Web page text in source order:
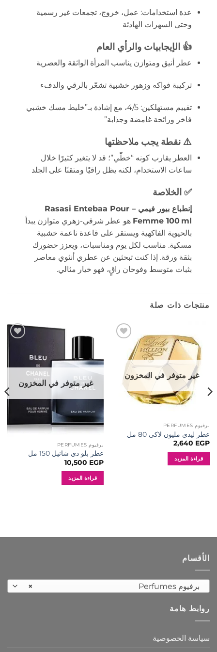
عدة استخدامات: عمل، خروج، تجمعات غير رسمية
وحتى السهرات الهادئة
👍 الإيجابيات والرأي العام
عطر أنيق ومتوازن يناسب المرأة الواثقة والعصرية
تركيبة فواكه وزهور خشبية تشعّر بالرقي والدفء
تقييم مستهلكين: 4/5، مع إشادة بـ”خليط مسك خشبي
فاخر ورائحة غامضة وجذابة”
⚠️ نقطة يجب ملاحظتها
العطر يقارب كونه “خطّّي”؛ قد لا يتغير كثيرًا خلال
ساعات الاستخدام، لكنه يظل راقيًا ومتقنًا على الجلد
✅ الخلاصة
إنطباع بيور فيمي – Rasasi Entebaa Pour
Femme 100 ml هو عطر شرقي-زهري متوازن يبدأ
بالحيوية الفاكهية ويستقر على قاعدة ناعمة خشبية
مسكية. مناسب لكل يوم ومناسبات، ويعزز حضورك
بثقة ورقة. إذا كنت تبحثين عن عطري أنثوي معاصر
بثبات متوسط وفوحان راقٍ، فهو خيار مثالي.
منتجات ذات صلة
المفضلة
غير متوفر في المخزون
برفيوم PERFUMES
عطر ليدي مليون لاكي 80 مل
2,640 EGP
قراءة المزيد
غير متوفر في المخزون
برفيوم PERFUMES
عطر بلو دي شانيل 150 مل
10,500 EGP
قراءة المزيد
الأقسام
× برفيوم Perfumes
روابط هامة
سياسة الخصوصية